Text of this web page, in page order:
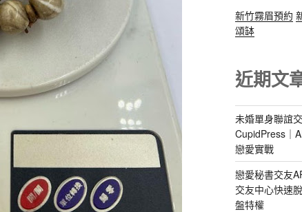
新竹霧眉預約
頌缽
近期文
未婚單身聯誼
CupidPress｜
戀愛實戰
戀愛秘書交友
交友中心快速
盤特權